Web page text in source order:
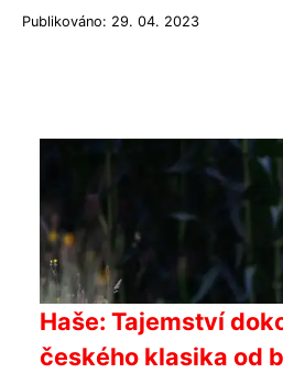
Publikováno: 29. 04. 2023
Haše: Tajemství
českého klasika od